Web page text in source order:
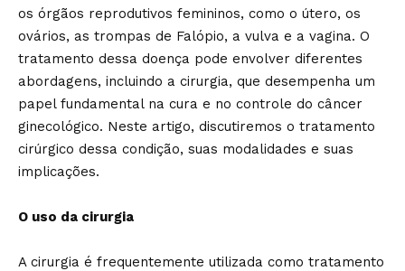
os órgãos reprodutivos femininos, como o útero, os
ovários, as trompas de Falópio, a vulva e a vagina. O
tratamento dessa doença pode envolver diferentes
abordagens, incluindo a cirurgia, que desempenha um
papel fundamental na cura e no controle do câncer
ginecológico. Neste artigo, discutiremos o tratamento
cirúrgico dessa condição, suas modalidades e suas
implicações.
O uso da cirurgia
A cirurgia é frequentemente utilizada como tratamento